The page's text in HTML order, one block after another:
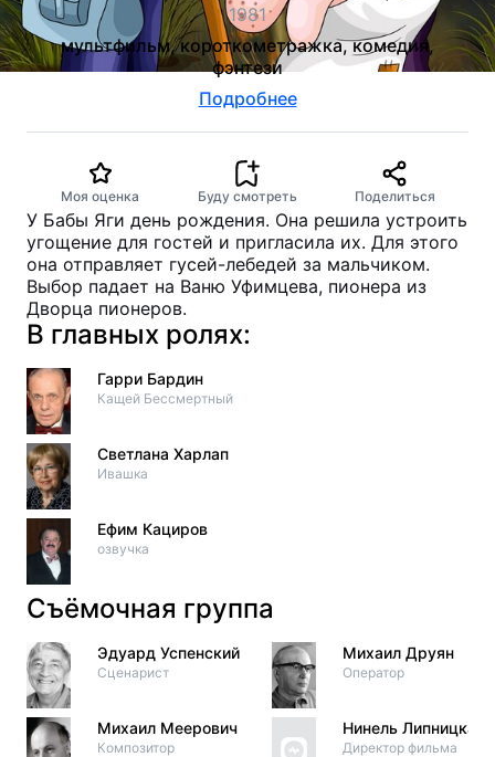
1981
мультфильм, короткометражка, комедия,
фэнтези
Подробнее
Моя оценка Буду смотреть Поделиться
У Бабы Яги день рождения. Она решила устроить
угощение для гостей и пригласила их. Для этого
она отправляет гусей-лебедей за мальчиком.
Выбор падает на Ваню Уфимцева, пионера из
Дворца пионеров.
В главных ролях:
Гарри Бардин
Кащей Бессмертный
Светлана Харлап
Ивашка
Ефим Кациров
озвучка
Съёмочная группа
Эдуард Успенский
Сценарист
Михаил Меерович
Композитор
Михаил Друян
Оператор
Нинель Липницкая
Директор фильма